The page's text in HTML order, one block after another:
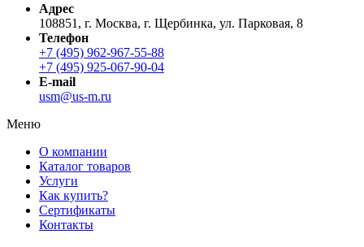
Адрес
108851, г. Москва, г. Щербинка, ул. Парковая, 8
Телефон
+7 (495) 962-967-55-88
+7 (495) 925-067-90-04
E-mail
usm@us-m.ru
Меню
О компании
Каталог товаров
Услуги
Как купить?
Сертификаты
Контакты